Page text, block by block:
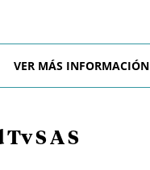
VER MÁS INFORMACIÓN
S A S